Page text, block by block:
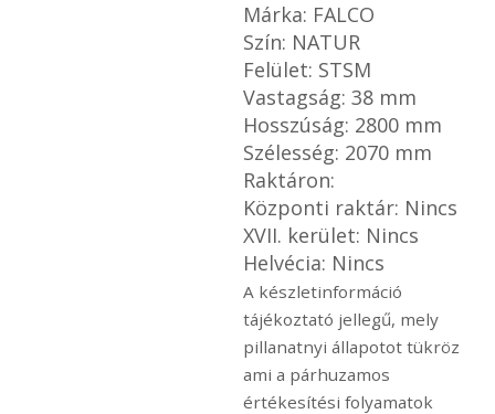
Márka: FALCO
Szín: NATUR
Felület: STSM
Vastagság: 38 mm
Hosszúság: 2800 mm
Szélesség: 2070 mm
Raktáron:
Központi raktár: Nincs
XVII. kerület: Nincs
Helvécia: Nincs
A készletinformáció
tájékoztató jellegű, mely
pillanatnyi állapotot tükröz
ami a párhuzamos
értékesítési folyamatok